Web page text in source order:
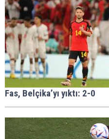
Fas, Belçika’yı yıktı: 2-0